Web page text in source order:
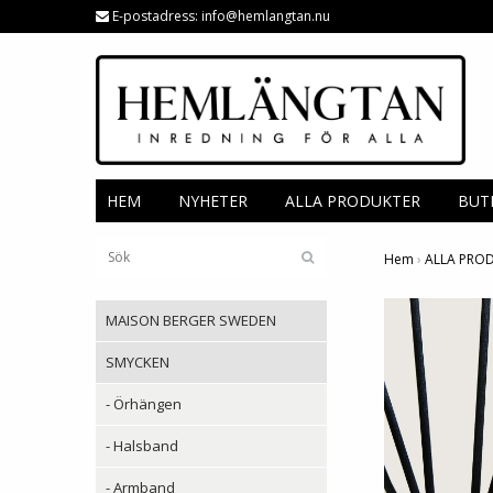
E-postadress: info@hemlangtan.nu
HEM NYHETER ALLA PRODUKTER
MAISON BERGER SWEDEN
SMYCKEN
- Örhängen
- Halsband
- Armband
Hem › ALLA